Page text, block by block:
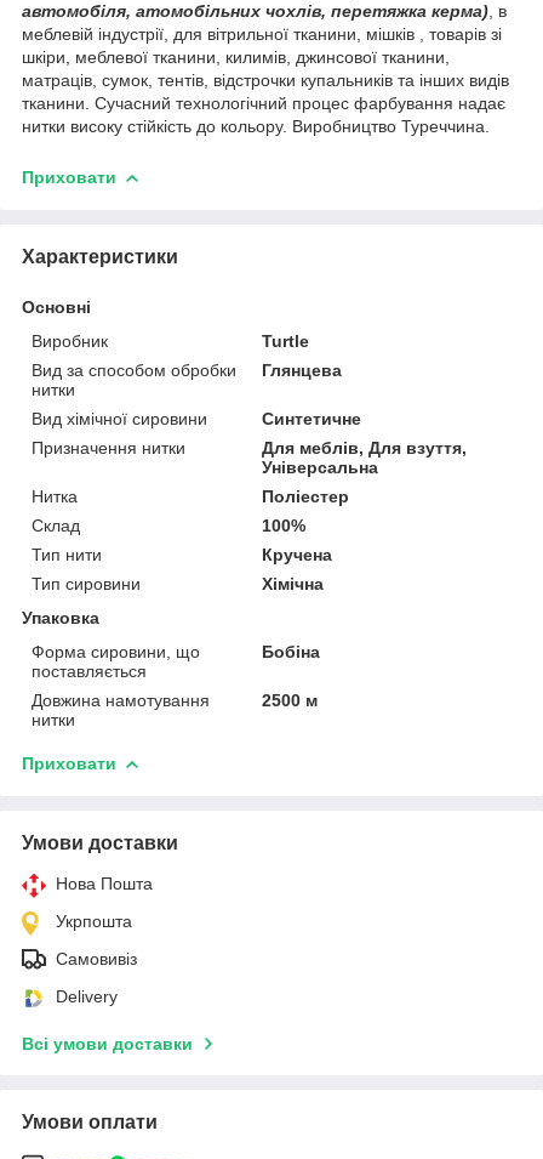
автомобіля, атомобільних чохлів, перетяжка керма) , в
меблевій індустрії, для вітрильної тканини, мішків , товарів зі
шкіри, меблевої тканини, килимів, джинсової тканини,
матраців, сумок, тентів, відстрочки купальників та інших видів
тканини. Сучасний технологічний процес фарбування надає
нитки високу стійкість до кольору. Виробництво Туреччина.
Приховати
Характеристики
Основні
Виробник
Turtle
Вид за способом обробки
нитки
Глянцева
Вид хімічної сировини
Синтетичне
Призначення нитки
Для меблів, Для взуття,
Універсальна
Нитка
Поліестер
Склад
100%
Тип нити
Кручена
Тип сировини
Хімічна
Упаковка
Форма сировини, що
поставляється
Бобіна
Довжина намотування
нитки
2500 м
Приховати
Умови доставки
Нова Пошта
Укрпошта
Самовивіз
Delivery
Всі умови доставки
Умови оплати